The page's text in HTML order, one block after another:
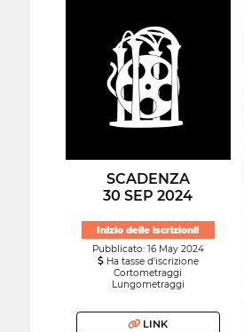
SCADENZA
30 SEP 2024
Inizio delle iscrizioni!
Pubblicato: 16 May 2024
Ha tasse d'iscrizione
Cortometraggi
Lungometraggi
LINK